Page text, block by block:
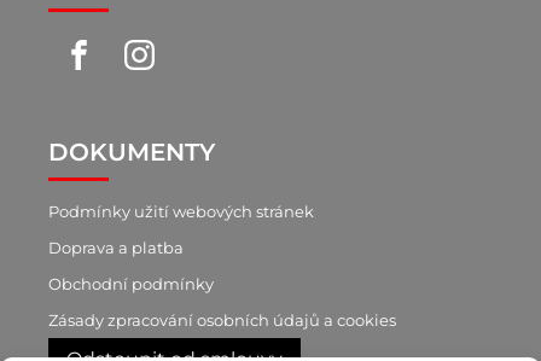
DOKUMENTY
Podmínky užití webových stránek
Doprava a platba
Obchodní podmínky
Zásady zpracování osobních údajů a cookies